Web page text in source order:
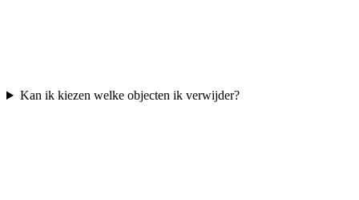
Kan ik kiezen welke objecten ik verwijder?